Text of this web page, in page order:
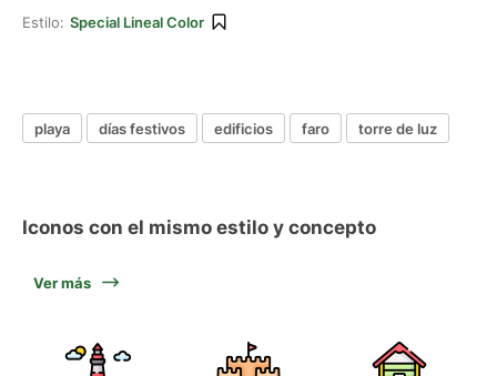
Estilo: Special Lineal Color
playa días festivos edificios faro torre de luz
Iconos con el mismo estilo y concepto
Ver más